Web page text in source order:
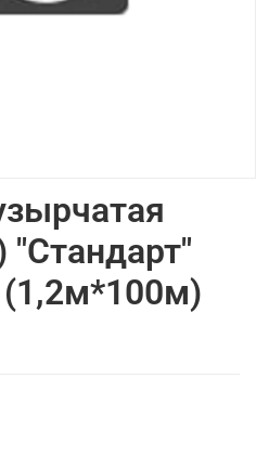
(1,2м*100м)